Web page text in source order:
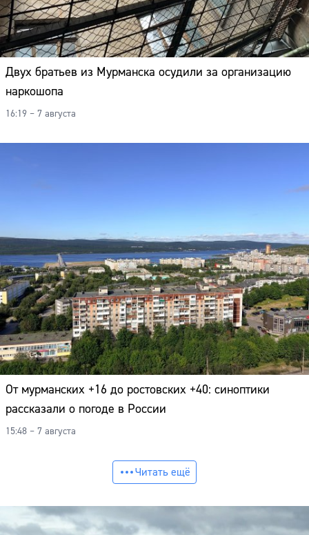
Двух братьев из Мурманска осудили за организацию
наркошопа
16:19 – 7 августа
От мурманских +16 до ростовских +40: синоптики
рассказали о погоде в России
15:48 – 7 августа
Читать ещё